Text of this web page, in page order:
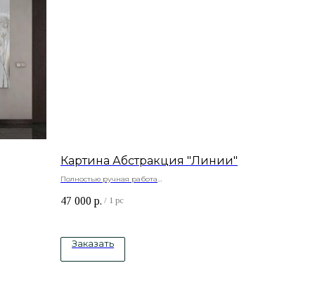
Картина Абстракция "Линии"
Полностью ручная работа
краски
Стоимость рамки рассчитывается отдельно.
47 000 р. / 1 pc
Заказать